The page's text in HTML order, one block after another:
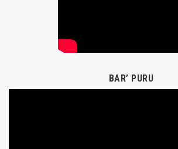
BAR’ PURU